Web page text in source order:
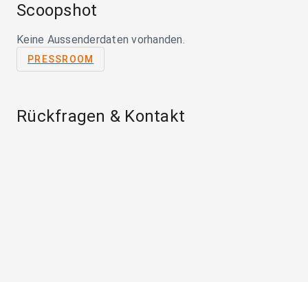
Scoopshot
Keine Aussenderdaten vorhanden.
PRESSROOM
Rückfragen & Kontakt